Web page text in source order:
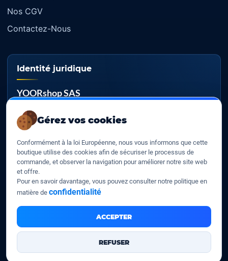
Gérez vos cookies
Conformément à la loi Européenne, nous vous informons que cette
boutique utilise des cookies afin de sécuriser le processus de
commande, et observer la navigation pour améliorer notre site web
et offre.
Pour en savoir davantage, vous pouvez consulter notre politique en
matière de confidentialité
ACCEPTER
REFUSER
Nos CGV
Contactez-Nous
Identité juridique
YOORshop SAS
RCS
817 466 147
TVA EU
FR 27 817 466 147
D-U-N-S
267 747 610
YOORshop SAS © 2026. Tous droits réservés
Mentions légales Nos CGV Contactez-Nous